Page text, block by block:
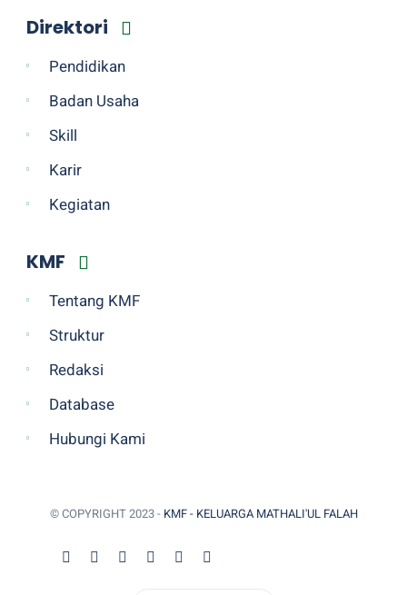
Direktori
Pendidikan
Badan Usaha
Skill
Karir
Kegiatan
KMF
Tentang KMF
Struktur
Redaksi
Database
Hubungi Kami
© COPYRIGHT 2023 - KMF - KELUARGA MATHALI'UL FALAH